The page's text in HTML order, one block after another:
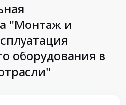
"Монтаж и
оборудования в